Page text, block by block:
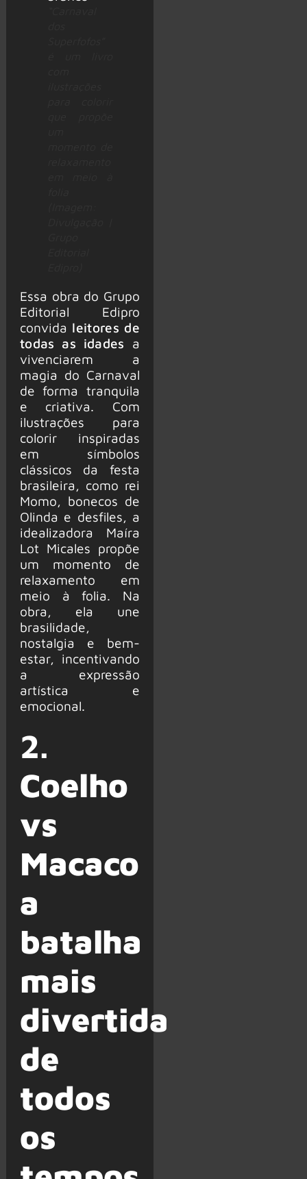
Essa obra do Grupo
Editorial Edipro
convida leitores de
todas as idades a
vivenciarem a
magia do Carnaval
de forma tranquila
e criativa. Com
ilustrações para
colorir inspiradas
em símbolos
clássicos da festa
brasileira, como rei
Momo, bonecos de
Olinda e desfiles, a
idealizadora Maíra
Lot Micales propõe
um momento de
relaxamento em
meio à folia. Na
obra, ela une
brasilidade,
nostalgia e bem-
estar, incentivando
a expressão
artística e
emocional.
2.
Coelho
vs
Macaco
a
batalha
mais
divertida
de
todos
os